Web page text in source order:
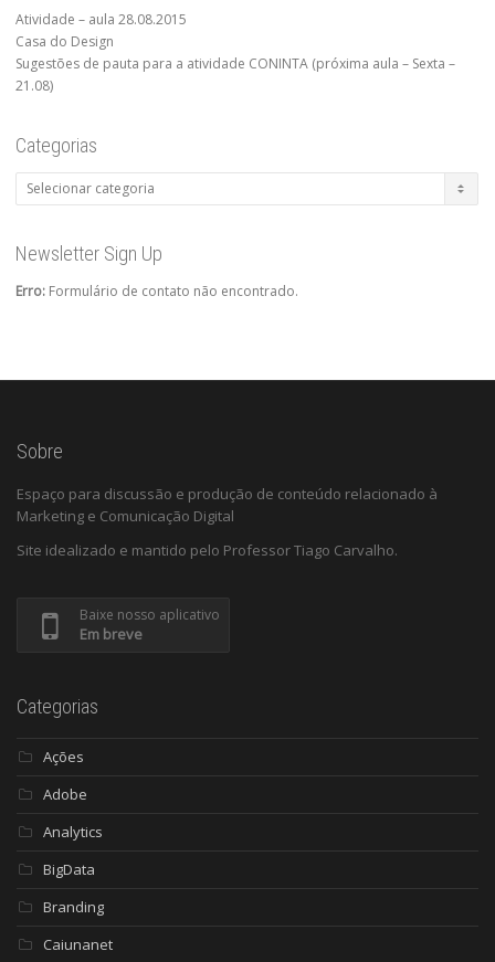
Atividade – aula 28.08.2015
Casa do Design
Sugestões de pauta para a atividade CONINTA (próxima aula – Sexta –
21.08)
Categorias
Categorias
Newsletter Sign Up
Erro: Formulário de contato não encontrado.
Sobre
Espaço para discussão e produção de conteúdo relacionado à
Marketing e Comunicação Digital
Site idealizado e mantido pelo Professor Tiago Carvalho.
Baixe nosso aplicativo
Em breve
Categorias
Ações
Adobe
Analytics
BigData
Branding
Caiunanet